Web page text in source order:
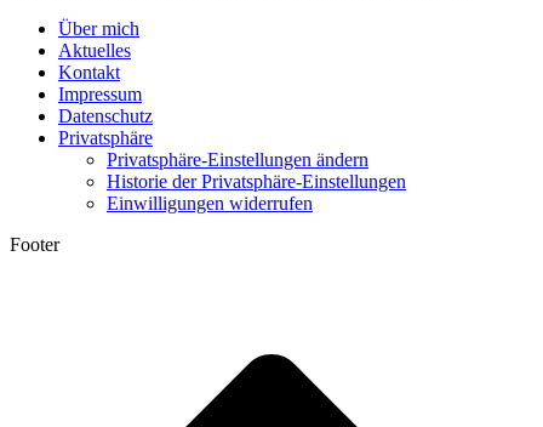
Über mich
Aktuelles
Kontakt
Impressum
Datenschutz
Privatsphäre
Privatsphäre-Einstellungen ändern
Historie der Privatsphäre-Einstellungen
Einwilligungen widerrufen
Footer